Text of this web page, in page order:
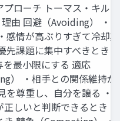
プローチ トーマス・キル
由 回避（Avoiding） ・
感情が高ぶりすぎて冷却
先課題に集中すべきとき
最小限にする 適応
） ・相手との関係維持が
を尊重し、自分を譲る ・
正しいと判断できるとき